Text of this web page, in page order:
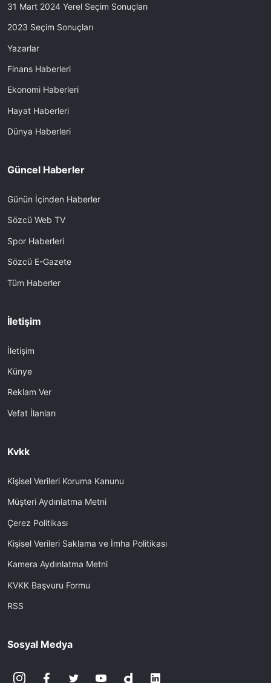
31 Mart 2024 Yerel Seçim Sonuçları
2023 Seçim Sonuçları
Yazarlar
Finans Haberleri
Ekonomi Haberleri
Hayat Haberleri
Dünya Haberleri
Güncel Haberler
Günün İçinden Haberler
Sözcü Web TV
Spor Haberleri
Sözcü E-Gazete
Tüm Haberler
İletişim
İletişim
Künye
Reklam Ver
Vefat İlanları
Kvkk
Kişisel Verileri Koruma Kanunu
Müşteri Aydınlatma Metni
Çerez Politikası
Kişisel Verileri Saklama ve İmha Politikası
Kamera Aydınlatma Metni
KVKK Başvuru Formu
RSS
Sosyal Medya